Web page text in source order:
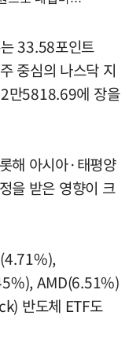
33.58포인트
중심의 나스닥 지
만5818.69에 장을
해 아시아·태평양
을 받은 영향이 크
AMD(6.51%)
반도체 ETF도